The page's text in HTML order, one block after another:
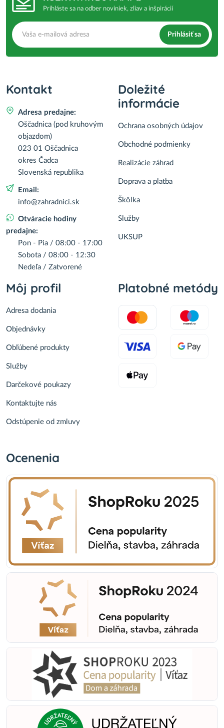
Prihláste sa na odber noviniek, zliav a inšpirácií
Prihlásiť sa
Kontakt
Adresa predajne:
Oščadnica (pod kruhovým
objazdom)
023 01 Oščadnica
okres Čadca
Slovenská republika
Email:
info@zahradnici.sk
Otváracie hodiny
predajne:
Pon - Pia / 08:00 - 17:00
Sobota / 08:00 - 12:30
Nedeľa / Zatvorené
Doležité
informácie
Ochrana osobných údajov
Obchodné podmienky
Realizácie záhrad
Doprava a platba
Škôlka
Služby
UKSUP
Môj profil
Adresa dodania
Objednávky
Obľúbené produkty
Služby
Darčekové poukazy
Kontaktujte nás
Odstúpenie od zmluvy
Platobné metódy
Ocenenia